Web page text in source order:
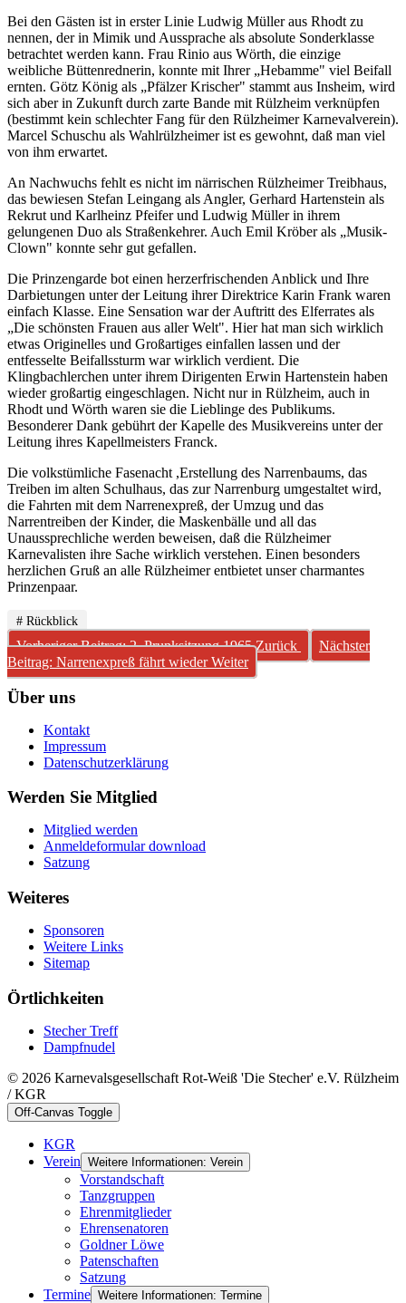
Bei den Gästen ist in erster Linie Ludwig Müller aus Rhodt zu
nennen, der in Mimik und Aussprache als absolute Sonderklasse
betrachtet werden kann. Frau Rinio aus Wörth, die einzige
weibliche Büttenrednerin, konnte mit Ihrer „Hebamme" viel Beifall
ernten. Götz König als „Pfälzer Krischer" stammt aus Insheim, wird
sich aber in Zukunft durch zarte Bande mit Rülzheim verknüpfen
(bestimmt kein schlechter Fang für den Rülzheimer Karnevalverein).
Marcel Schuschu als Wahlrülzheimer ist es gewohnt, daß man viel
von ihm erwartet.
An Nachwuchs fehlt es nicht im närrischen Rülzheimer Treibhaus,
das bewiesen Stefan Leingang als Angler, Gerhard Hartenstein als
Rekrut und Karlheinz Pfeifer und Ludwig Müller in ihrem
gelungenen Duo als Straßenkehrer. Auch Emil Kröber als „Musik-
Clown" konnte sehr gut gefallen.
Die Prinzengarde bot einen herzerfrischenden Anblick und Ihre
Darbietungen unter der Leitung ihrer Direktrice Karin Frank waren
einfach Klasse. Eine Sensation war der Auftritt des Elferrates als
„Die schönsten Frauen aus aller Welt". Hier hat man sich wirklich
etwas Originelles und Großartiges einfallen lassen und der
entfesselte Beifallssturm war wirklich verdient. Die
Klingbachlerchen unter ihrem Dirigenten Erwin Hartenstein haben
wieder großartig eingeschlagen. Nicht nur in Rülzheim, auch in
Rhodt und Wörth waren sie die Lieblinge des Publikums.
Besonderer Dank gebührt der Kapelle des Musikvereins unter der
Leitung ihres Kapellmeisters Franck.
Die volkstümliche Fasenacht ,Erstellung des Narrenbaums, das
Treiben im alten Schulhaus, das zur Narrenburg umgestaltet wird,
die Fahrten mit dem Narrenexpreß, der Umzug und das
Narrentreiben der Kinder, die Maskenbälle und all das
Unaussprechliche werden beweisen, daß die Rülzheimer
Karnevalisten ihre Sache wirklich verstehen. Einen besonders
herzlichen Gruß an alle Rülzheimer entbietet unser charmantes
Prinzenpaar.
# Rückblick
Vorheriger Beitrag: 2. Prunksitzung 1965Zurück
Nächster
Beitrag: Narrenexpreß fährt wiederWeiter
Über uns
Kontakt
Impressum
Datenschutzerklärung
Werden Sie Mitglied
Mitglied werden
Anmeldeformular download
Satzung
Weiteres
Sponsoren
Weitere Links
Sitemap
Örtlichkeiten
Stecher Treff
Dampfnudel
© 2026 Karnevalsgesellschaft Rot-Weiß 'Die Stecher' e.V. Rülzheim
/ KGR
Off-Canvas Toggle
KGR
Verein Weitere Informationen: Verein
Vorstandschaft
Tanzgruppen
Ehrenmitglieder
Ehrensenatoren
Goldner Löwe
Patenschaften
Satzung
Termine Weitere Informationen: Termine